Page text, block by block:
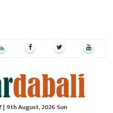
| 9th August, 2026 Sun